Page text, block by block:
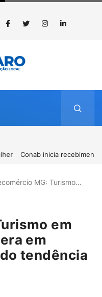
para solicitação do
MG: Turismo…
em
em
tendência